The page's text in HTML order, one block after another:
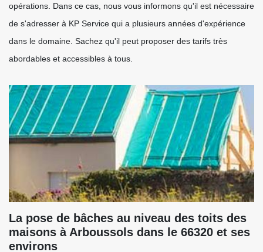
opérations. Dans ce cas, nous vous informons qu'il est nécessaire
de s'adresser à KP Service qui a plusieurs années d'expérience
dans le domaine. Sachez qu'il peut proposer des tarifs très
abordables et accessibles à tous.
La pose de bâches au niveau des toits des
maisons à Arboussols dans le 66320 et ses
environs